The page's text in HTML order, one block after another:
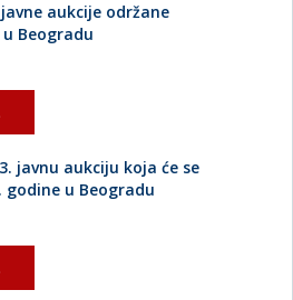
aukcije održane
u Beogradu
javnu aukciju koja će se
godine u Beogradu